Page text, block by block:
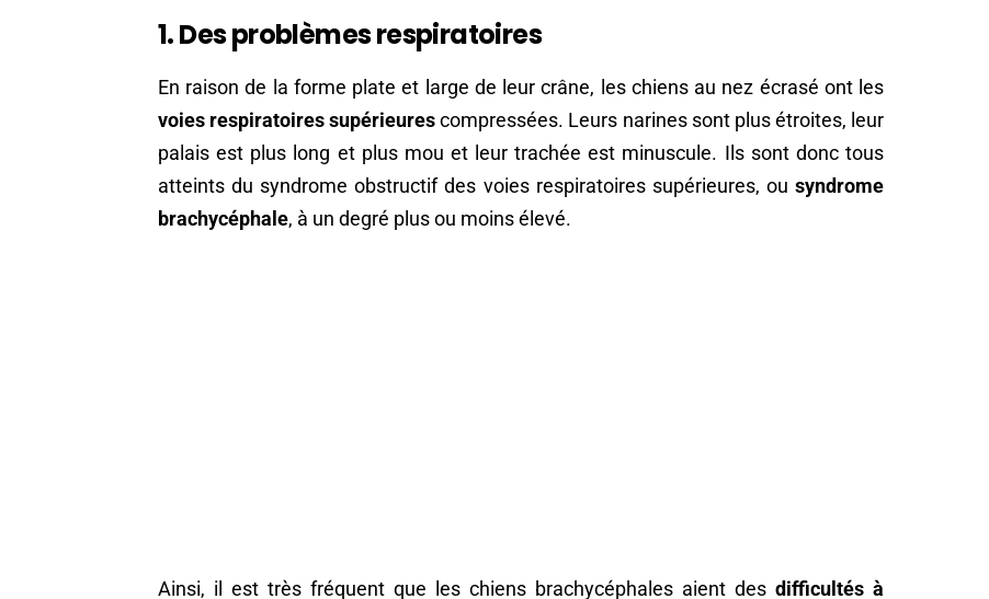
1. Des problèmes respiratoires
En raison de la forme plate et large de leur crâne, les chiens au nez écrasé ont les
voies respiratoires supérieurescompressées. Leurs narines sont plus étroites, leur
palais est plus long et plus mou et leur trachée est minuscule. Ils sont donc tous
atteints du syndrome obstructif des voies respiratoires supérieures, ou syndrome
brachycéphale, à un degré plus ou moins élevé.
Ainsi, il est très fréquent que les chiens brachycéphales aient des difficultés à